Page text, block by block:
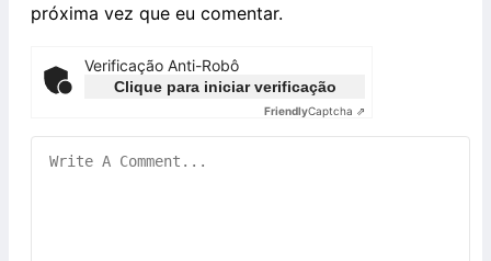
próxima vez que eu comentar.
Verificação Anti-Robô
Clique para iniciar verificação
FriendlyCaptcha ⇗